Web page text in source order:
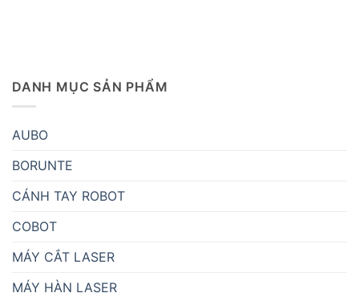
DANH MỤC SẢN PHẨM
AUBO
BORUNTE
CÁNH TAY ROBOT
COBOT
MÁY CẮT LASER
MÁY HÀN LASER